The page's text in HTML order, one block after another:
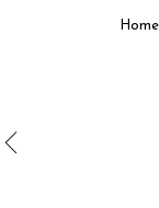
Home